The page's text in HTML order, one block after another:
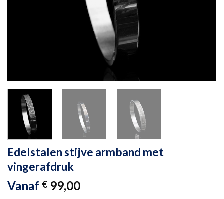
Edelstalen stijve armband met
vingerafdruk
Vanaf € 99,00